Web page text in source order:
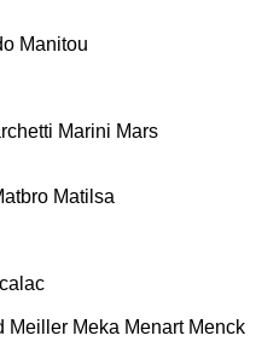
Manitou
Marini Mars
Matilsa
Meiller Meka Menart Menck